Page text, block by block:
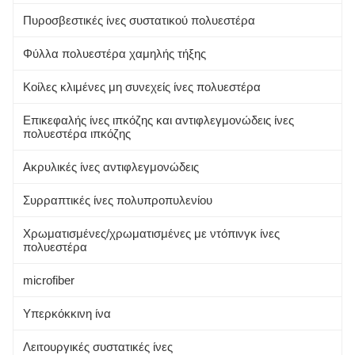
Πυροσβεστικές ίνες συστατικού πολυεστέρα
Φύλλα πολυεστέρα χαμηλής τήξης
Κοίλες κλιμένες μη συνεχείς ίνες πολυεστέρα
Επικεφαλής ίνες ιπκόζης και αντιφλεγμονώδεις ίνες
πολυεστέρα ιπκόζης
Ακρυλικές ίνες αντιφλεγμονώδεις
Συρραπτικές ίνες πολυπροπυλενίου
Χρωματισμένες/χρωματισμένες με ντόπινγκ ίνες
πολυεστέρα
microfiber
Υπερκόκκινη ίνα
Λειτουργικές συστατικές ίνες